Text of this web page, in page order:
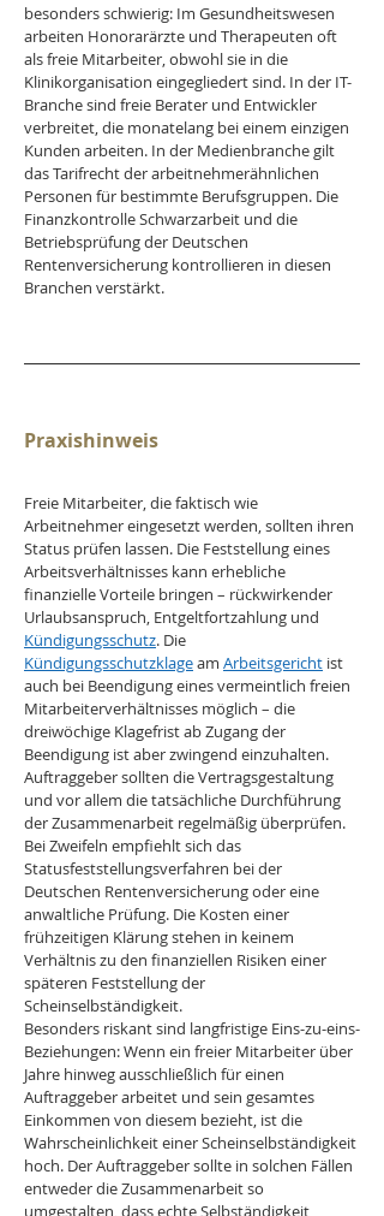
besonders schwierig: Im Gesundheitswesen
arbeiten Honorarärzte und Therapeuten oft
als freie Mitarbeiter, obwohl sie in die
Klinikorganisation eingegliedert sind. In der IT-
Branche sind freie Berater und Entwickler
verbreitet, die monatelang bei einem einzigen
Kunden arbeiten. In der Medienbranche gilt
das Tarifrecht der arbeitnehmerähnlichen
Personen für bestimmte Berufsgruppen. Die
Finanzkontrolle Schwarzarbeit und die
Betriebsprüfung der Deutschen
Rentenversicherung kontrollieren in diesen
Branchen verstärkt.
Praxishinweis
Freie Mitarbeiter, die faktisch wie
Arbeitnehmer eingesetzt werden, sollten ihren
Status prüfen lassen. Die Feststellung eines
Arbeitsverhältnisses kann erhebliche
finanzielle Vorteile bringen – rückwirkender
Urlaubsanspruch, Entgeltfortzahlung und
Kündigungsschutz. Die
Kündigungsschutzklage am Arbeitsgericht ist
auch bei Beendigung eines vermeintlich freien
Mitarbeiterverhältnisses möglich – die
dreiwöchige Klagefrist ab Zugang der
Beendigung ist aber zwingend einzuhalten.
Auftraggeber sollten die Vertragsgestaltung
und vor allem die tatsächliche Durchführung
der Zusammenarbeit regelmäßig überprüfen.
Bei Zweifeln empfiehlt sich das
Statusfeststellungsverfahren bei der
Deutschen Rentenversicherung oder eine
anwaltliche Prüfung. Die Kosten einer
frühzeitigen Klärung stehen in keinem
Verhältnis zu den finanziellen Risiken einer
späteren Feststellung der
Scheinselbständigkeit.
Besonders riskant sind langfristige Eins-zu-eins-
Beziehungen: Wenn ein freier Mitarbeiter über
Jahre hinweg ausschließlich für einen
Auftraggeber arbeitet und sein gesamtes
Einkommen von diesem bezieht, ist die
Wahrscheinlichkeit einer Scheinselbständigkeit
hoch. Der Auftraggeber sollte in solchen Fällen
entweder die Zusammenarbeit so
umgestalten, dass echte Selbständigkeit